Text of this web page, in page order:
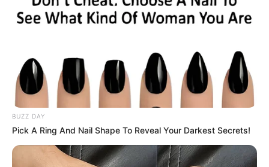
BUZZ DAY
Pick A Ring And Nail Shape To Reveal Your Darkest Secrets!